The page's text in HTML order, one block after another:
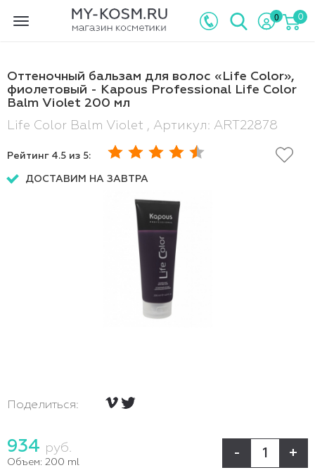
Toggle
0 0
Оттеночный бальзам для волос «Life Color»,
фиолетовый - Kapous Professional Life Color
Balm Violet 200 мл
Life Color Balm Violet , Артикул: ART22878
Рейтинг 4.5 из 5:
ДОСТАВИМ НА ЗАВТРА
Поделиться:
934 руб.
Объем: 200 ml
- +